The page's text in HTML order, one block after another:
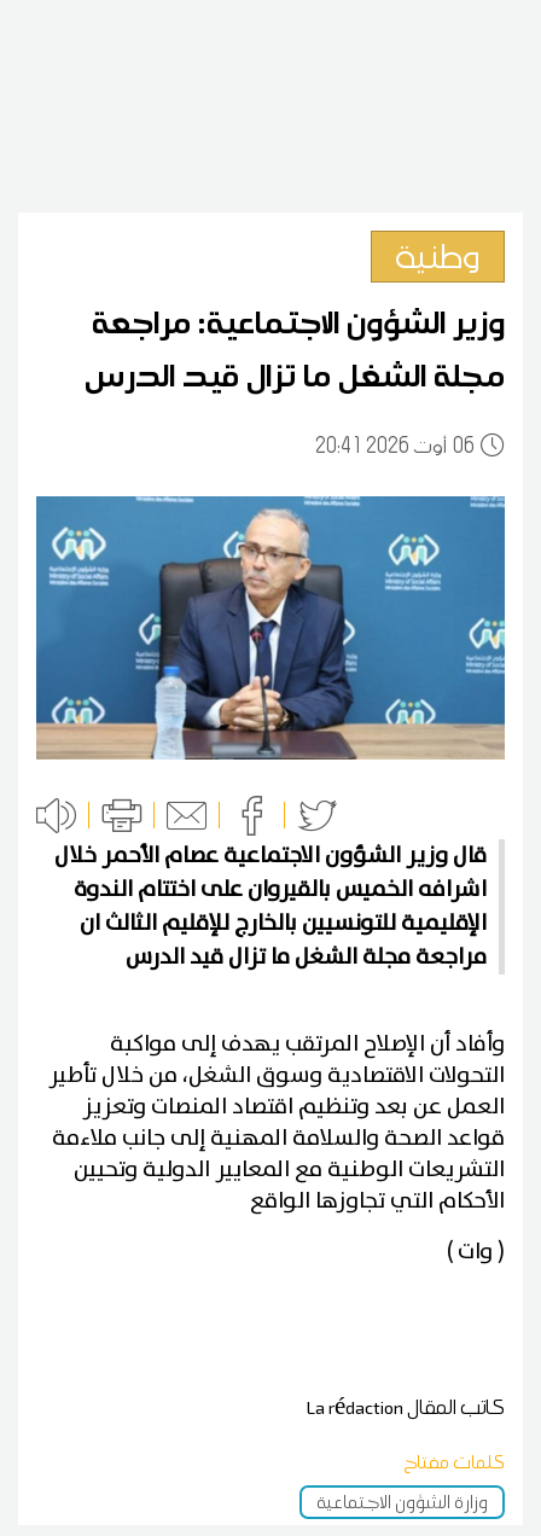
وطنية
وزير الشؤون الاجتماعية: مراجعة
مجلة الشغل ما تزال قيد الدرس
0620:41 2026 أوت
قال وزير الشؤون الاجتماعية عصام الأحمر خلال
اشرافه الخميس بالقيروان على اختتام الندوة
الإقليمية للتونسيين بالخارج للإقليم الثالث ان
مراجعة مجلة الشغل ما تزال قيد الدرس
وأفاد أن الإصلاح المرتقب يهدف إلى مواكبة
التحولات الاقتصادية وسوق الشغل، من خلال تأطير
العمل عن بعد وتنظيم اقتصاد المنصات وتعزيز
قواعد الصحة والسلامة المهنية إلى جانب ملاءمة
التشريعات الوطنية مع المعايير الدولية وتحيين
الأحكام التي تجاوزها الواقع
( وات )
كاتب المقالLa rédaction
كلمات مفتاح
وزارة الشؤون الاجتماعية